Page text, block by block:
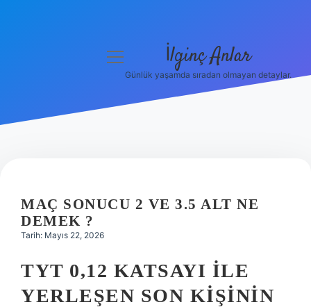
Hakkımızda
menüyü
İlginç Anlar
Günlük yaşamda sıradan olmayan detaylar.
MAÇ SONUCU 2 VE 3.5 ALT NE
DEMEK ?
Tarih: Mayıs 22, 2026
TYT 0,12 KATSAYI ILE
YERLEŞEN SON KIŞININ